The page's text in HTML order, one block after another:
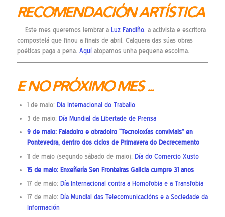
RECOMENDACIÓN ARTÍSTICA
Este mes queremos lembrar a Luz Fandiño, a activista e escritora
compostelá que finou a finais de abril. Calquera das súas obras
poéticas paga a pena. Aquíatopamos unha pequena escolma.
E NO PRÓXIMO MES …
1 de maio: Día Internacional do Traballo
3 de maio: Día Mundial da Libertade de Prensa
9 de maio: Faladoiro e obradoiro “Tecnoloxías conviviais” en
Pontevedra, dentro dos ciclos de Primavera do Decrecemento
11 de maio (segundo sábado de maio): Día do Comercio Xusto
15 de maio: Enxeñería Sen Fronteiras Galicia cumpre 31 anos
17 de maio: Día Internacional contra a Homofobia e a Transfobia
17 de maio: Día Mundial das Telecomunicacións e a Sociedade da
Información